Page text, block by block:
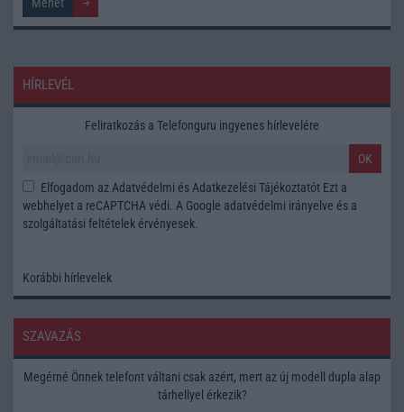
HÍRLEVÉL
Feliratkozás a Telefonguru ingyenes hírlevelére
OK
Elfogadom az Adatvédelmi és Adatkezelési Tájékoztatót Ezt a
webhelyet a reCAPTCHA védi. A Google adatvédelmi irányelve és a
szolgáltatási feltételek érvényesek.
Korábbi hírlevelek
SZAVAZÁS
Megérné Önnek telefont váltani csak azért, mert az új modell dupla alap
tárhellyel érkezik?